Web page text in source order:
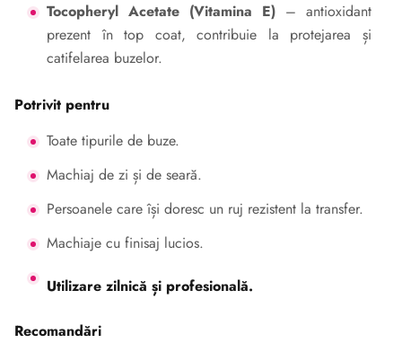
Tocopheryl Acetate (Vitamina E) – antioxidant
prezent în top coat, contribuie la protejarea și
catifelarea buzelor.
Potrivit pentru
Toate tipurile de buze.
Machiaj de zi și de seară.
Persoanele care își doresc un ruj rezistent la transfer.
Machiaje cu finisaj lucios.
Utilizare zilnică și profesională.
Recomandări